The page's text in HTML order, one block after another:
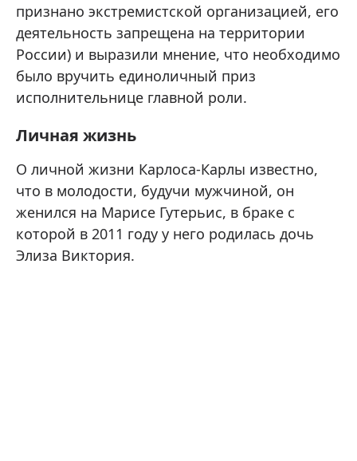
признано экстремистской организацией, его
деятельность запрещена на территории
России) и выразили мнение, что необходимо
было вручить единоличный приз
исполнительнице главной роли.
Личная жизнь
О личной жизни Карлоса-Карлы известно,
что в молодости, будучи мужчиной, он
женился на Марисе Гутерьис, в браке с
которой в 2011 году у него родилась дочь
Элиза Виктория.